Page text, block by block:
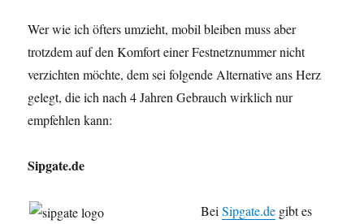
Wer wie ich öfters umzieht, mobil bleiben muss aber
trotzdem auf den Komfort einer Festnetznummer nicht
verzichten möchte, dem sei folgende Alternative ans Herz
gelegt, die ich nach 4 Jahren Gebrauch wirklich nur
empfehlen kann:
Sipgate.de
BeiSipgate.de gibt es